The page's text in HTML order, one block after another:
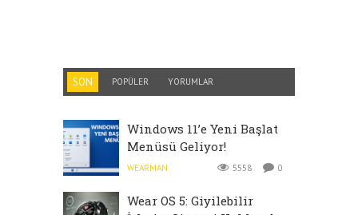
SON POPÜLER YORUMLAR
Windows 11’e Yeni Başlat
Menüsü Geliyor!
WEARMAN 5558 0
Wear OS 5: Giyilebilir